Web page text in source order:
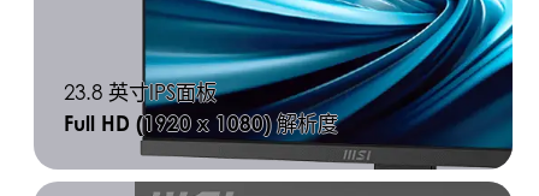
23.8 英寸IPS面板
Full HD (1920 x 1080)解析度